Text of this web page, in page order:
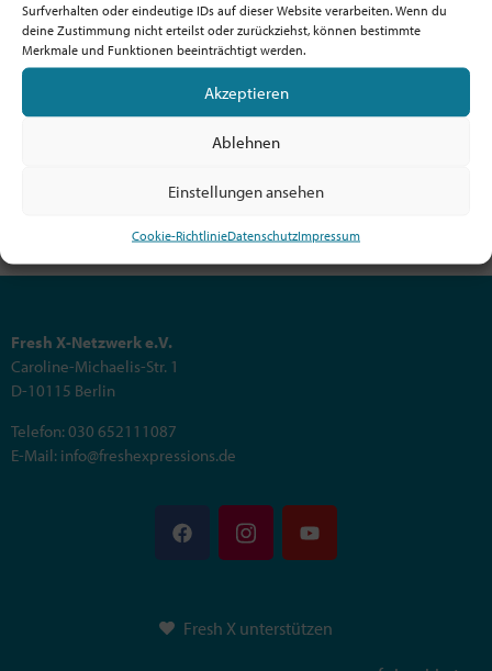
Surfverhalten oder eindeutige IDs auf dieser Website verarbeiten. Wenn du
deine Zustimmung nicht erteilst oder zurückziehst, können bestimmte
Merkmale und Funktionen beeinträchtigt werden.
Akzeptieren
Ablehnen
Einstellungen ansehen
Cookie-RichtlinieDatenschutzImpressum
Bestellen
Fresh X-Netzwerk e.V.
Caroline-Michaelis-Str. 1
D-10115 Berlin
Telefon: 030 652111087
E-Mail: info@freshexpressions.de
Fresh X unterstützen